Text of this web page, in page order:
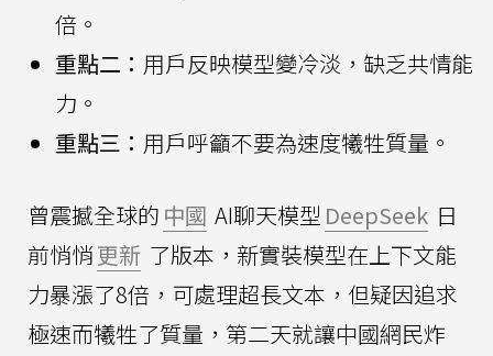
倍。
重點二： 用戶反映模型變冷淡，缺乏共情能
力。
重點三： 用戶呼籲不要為速度犧牲質量。
曾震撼全球的 中國 AI聊天模型 DeepSeek 日
前悄悄更新 了版本，新實裝模型在上下文能
力暴漲了8倍，可處理超長文本，但疑因追求
極速而犧牲了質量，第二天就讓中國網民炸